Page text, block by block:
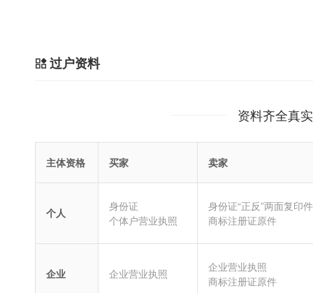
过户资料
资料齐全真
主体资格 买家 卖家
个人
身份证
个体户营业执照
身份证“正反”两面复印件
商标注册证原件
企业 企业营业执照
企业营业执照
商标注册证原件